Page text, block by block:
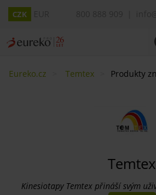
CZK
Eureko.cz Temtex Produkty
Temtex
Kinesiotapy Temtex přináší svým